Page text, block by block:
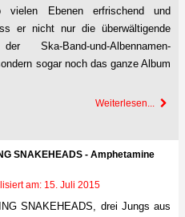
Ebenen erfrischend und
er nicht nur die überwältigende
Ska-Band-und-Albennamen-
sogar noch das ganze Album
Weiterlesen...
SNAKEHEADS - Amphetamine
am: 15. Juli 2015
SNAKEHEADS, drei Jungs aus